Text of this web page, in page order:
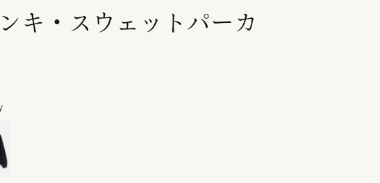
キ・スウェットパーカ